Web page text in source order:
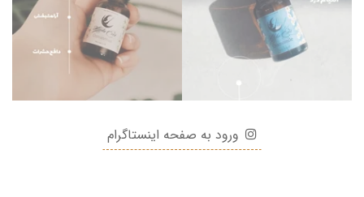
ورود به صفحه اینستاگرام